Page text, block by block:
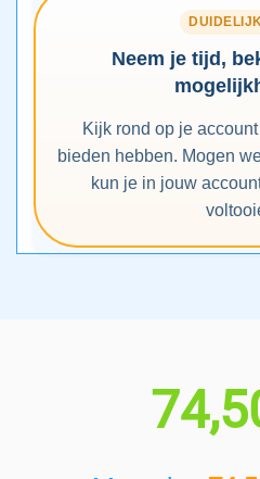
Neem je tijd,
Kijk rond op je
bieden hebben. Mogen
kun je in jouw